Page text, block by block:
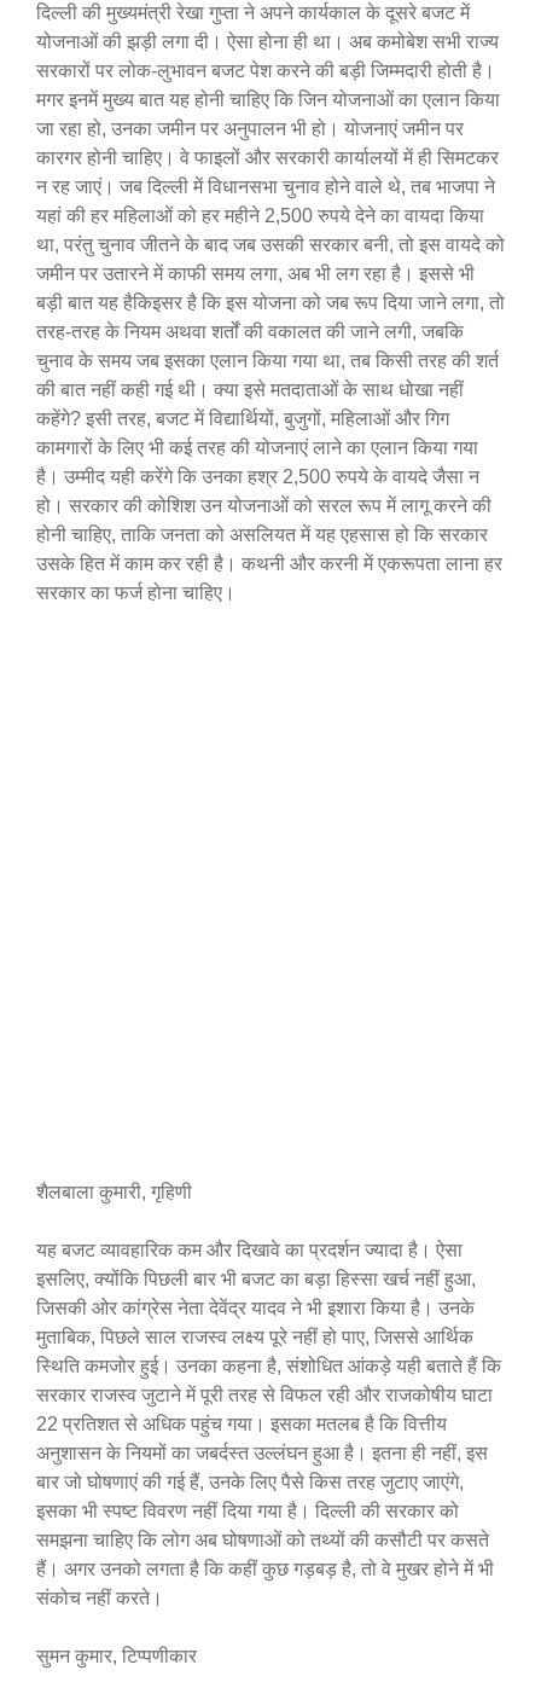
दिल्ली की मुख्यमंत्री रेखा गुप्ता ने अपने कार्यकाल के दूसरे बजट में
योजनाओं की झड़ी लगा दी। ऐसा होना ही था। अब कमोबेश सभी राज्य
सरकारों पर लोक-लुभावन बजट पेश करने की बड़ी जिम्मदारी होती है।
मगर इनमें मुख्य बात यह होनी चाहिए कि जिन योजनाओं का एलान किया
जा रहा हो, उनका जमीन पर अनुपालन भी हो। योजनाएं जमीन पर
कारगर होनी चाहिए। वे फाइलों और सरकारी कार्यालयों में ही सिमटकर
न रह जाएं। जब दिल्ली में विधानसभा चुनाव होने वाले थे, तब भाजपा ने
यहां की हर महिलाओं को हर महीने 2,500 रुपये देने का वायदा किया
था, परंतु चुनाव जीतने के बाद जब उसकी सरकार बनी, तो इस वायदे को
जमीन पर उतारने में काफी समय लगा, अब भी लग रहा है। इससे भी
बड़ी बात यह हैकिइसर है कि इस योजना को जब रूप दिया जाने लगा, तो
तरह-तरह के नियम अथवा शर्तों की वकालत की जाने लगी, जबकि
चुनाव के समय जब इसका एलान किया गया था, तब किसी तरह की शर्त
की बात नहीं कही गई थी। क्या इसे मतदाताओं के साथ धोखा नहीं
कहेंगे? इसी तरह, बजट में विद्यार्थियों, बुजुगों, महिलाओं और गिग
कामगारों के लिए भी कई तरह की योजनाएं लाने का एलान किया गया
है। उम्मीद यही करेंगे कि उनका हश्र 2,500 रुपये के वायदे जैसा न
हो। सरकार की कोशिश उन योजनाओं को सरल रूप में लागू करने की
होनी चाहिए, ताकि जनता को असलियत में यह एहसास हो कि सरकार
उसके हित में काम कर रही है। कथनी और करनी में एकरूपता लाना हर
सरकार का फर्ज होना चाहिए।
शैलबाला कुमारी, गृहिणी
यह बजट व्यावहारिक कम और दिखावे का प्रदर्शन ज्यादा है। ऐसा
इसलिए, क्योंकि पिछली बार भी बजट का बड़ा हिस्सा खर्च नहीं हुआ,
जिसकी ओर कांग्रेस नेता देवेंद्र यादव ने भी इशारा किया है। उनके
मुताबिक, पिछले साल राजस्व लक्ष्य पूरे नहीं हो पाए, जिससे आर्थिक
स्थिति कमजोर हुई। उनका कहना है, संशोधित आंकड़े यही बताते हैं कि
सरकार राजस्व जुटाने में पूरी तरह से विफल रही और राजकोषीय घाटा
22 प्रतिशत से अधिक पहुंच गया। इसका मतलब है कि वित्तीय
अनुशासन के नियमों का जबर्दस्त उल्लंघन हुआ है। इतना ही नहीं, इस
बार जो घोषणाएं की गई हैं, उनके लिए पैसे किस तरह जुटाए जाएंगे,
इसका भी स्पष्ट विवरण नहीं दिया गया है। दिल्ली की सरकार को
समझना चाहिए कि लोग अब घोषणाओं को तथ्यों की कसौटी पर कसते
हैं। अगर उनको लगता है कि कहीं कुछ गड़बड़ है, तो वे मुखर होने में भी
संकोच नहीं करते।
सुमन कुमार, टिप्पणीकार